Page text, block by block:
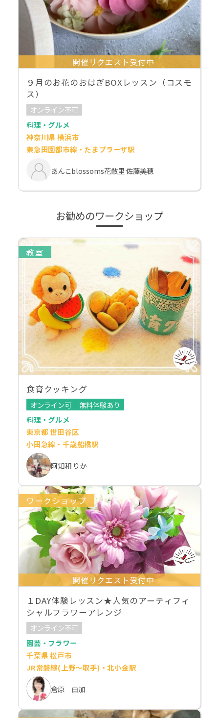
開催リクエスト受付中
９月のお花のおはぎBOXレッスン（コスモ
ス）
オンライン不可
料理・グルメ
神奈川県 横浜市
東急田園都市線・たまプラーザ駅
あんこblossoms花散里 佐藤美穂
お勧めのワークショップ
教室
食育クッキング
オンライン可
無料体験あり
料理・グルメ
東京都 世田谷区
小田急線・千歳船橋駅
阿知和 りか
ワークショップ
開催リクエスト受付中
１DAY体験レッスン★人気のアーティフィ
シャルフラワーアレンジ
オンライン不可
園芸・フラワー
千葉県 松戸市
JR常磐線(上野～取手)・北小金駅
倉原 由加